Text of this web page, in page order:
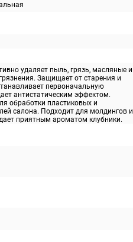
удаляет пыль, грязь, масляные и
Защищает от старения и
первоначальную
антистатическим эффектом.
обработки пластиковых и
салона. Подходит для молдингов и
приятным ароматом клубники.